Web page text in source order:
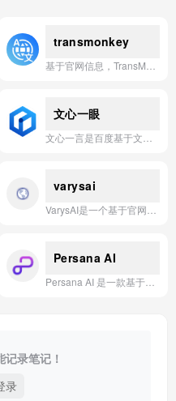
transmonkey
文心一眼
varysai
Persana AI
录笔记！
录